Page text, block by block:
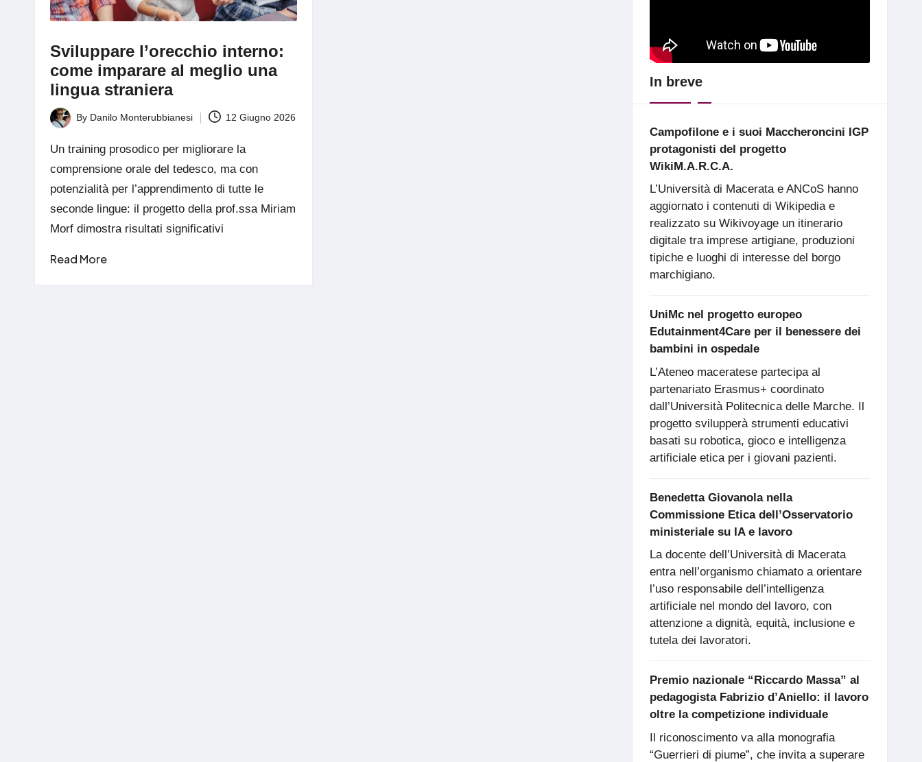
Sviluppare l’orecchio interno:
come imparare al meglio una
lingua straniera
Posted
by
By Danilo Monterubbianesi 12 Giugno 2026
Un training prosodico per migliorare la
comprensione orale del tedesco, ma con
potenzialità per l’apprendimento di tutte le
seconde lingue: il progetto della prof.ssa Miriam
Morf dimostra risultati significativi
Read More
In breve
Campofilone e i suoi Maccheroncini IGP
protagonisti del progetto
WikiM.A.R.C.A.
L’Università di Macerata e ANCoS hanno
aggiornato i contenuti di Wikipedia e
realizzato su Wikivoyage un itinerario
digitale tra imprese artigiane, produzioni
tipiche e luoghi di interesse del borgo
marchigiano.
UniMc nel progetto europeo
Edutainment4Care per il benessere dei
bambini in ospedale
L’Ateneo maceratese partecipa al
partenariato Erasmus+ coordinato
dall’Università Politecnica delle Marche. Il
progetto svilupperà strumenti educativi
basati su robotica, gioco e intelligenza
artificiale etica per i giovani pazienti.
Benedetta Giovanola nella
Commissione Etica dell’Osservatorio
ministeriale su IA e lavoro
La docente dell’Università di Macerata
entra nell’organismo chiamato a orientare
l’uso responsabile dell’intelligenza
artificiale nel mondo del lavoro, con
attenzione a dignità, equità, inclusione e
tutela dei lavoratori.
Premio nazionale “Riccardo Massa” al
pedagogista Fabrizio d’Aniello: il lavoro
oltre la competizione individuale
Il riconoscimento va alla monografia
“Guerrieri di piume”, che invita a superare